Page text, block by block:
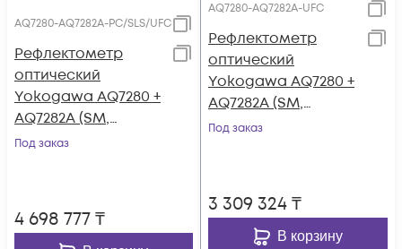
AQ7280-AQ7282A-PC/SLS/UFC
Рефлектометр
оптический
Yokogawa AQ7280 +
AQ7282A (SM,
1310/1550 нм, 38/36
Под заказ
4 698 777₸
AQ7280-AQ7282A-UFC
Рефлектометр
оптический
Yokogawa AQ7280 +
AQ7282A (SM,
1310/1550 нм, 38/36
Под заказ
3 309 324₸
В корзину